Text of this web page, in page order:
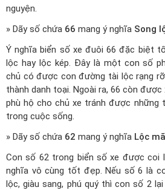
nguyện.
» Dãy số chứa 66 mang ý nghĩa Song
Ý nghĩa biển số xe đuôi 66 đặc biệt
lộc hay lộc kép. Đây là một con số
chủ có được con đường tài lộc rạng
thành danh toại. Ngoài ra, 66 còn được
phù hộ cho chủ xe tránh được những
trong cuộc sống.
» Dãy số chứa 62 mang ý nghĩa Lộc
Con số 62 trong biển số xe được coi
nghĩa vô cùng tốt đẹp. Nếu số 6 là
lộc, giàu sang, phú quý thì con số 2